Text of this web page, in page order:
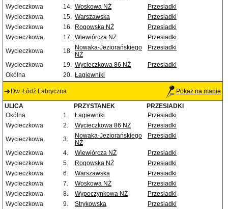
Wycieczkowa
14. Woskowa NŻ
Przesiadki
Wycieczkowa
15. Warszawska
Przesiadki
Wycieczkowa
16. Rogowska NŻ
Przesiadki
Wycieczkowa
17. Wiewiórcza NŻ
Przesiadki
Wycieczkowa
18. Nowaka-Jeziorańskiego
NŻ
Przesiadki
Wycieczkowa 19. Wycieczkowa 86 NŻ
Przesiadki
Okólna
20. Łagiewniki
Dw. Łódź Fabryczna Pokaż na mapie
ULICA PRZYSTANEK
PRZESIADKI
Okólna
1. Łagiewniki
Przesiadki
Wycieczkowa
2. Wycieczkowa 86 NŻ
Przesiadki
Wycieczkowa
3.
Nowaka-Jeziorańskiego
NŻ
Przesiadki
Wycieczkowa 4. Wiewiórcza NŻ
Przesiadki
Wycieczkowa
5. Rogowska NŻ
Przesiadki
Wycieczkowa
6. Warszawska
Przesiadki
Wycieczkowa
7. Woskowa NŻ
Przesiadki
Wycieczkowa
8. Wypoczynkowa NŻ
Przesiadki
Wycieczkowa
9. Strykowska Przesiadki